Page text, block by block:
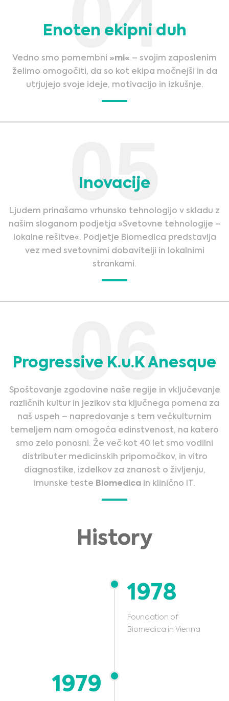
Enoten ekipni duh
Vedno smo pomembni »mi« – svojim zaposlenim
želimo omogočiti, da so kot ekipa močnejši in da
utrjujejo svoje ideje, motivacijo in izkušnje.
05
Inovacije
Ljudem prinašamo vrhunsko tehnologijo v skladu z
našim sloganom podjetja »Svetovne tehnologije –
lokalne rešitve«. Podjetje Biomedica predstavlja
vez med svetovnimi dobavitelji in lokalnimi
strankami.
06
Progressive K.u.K Anesque
Spoštovanje zgodovine naše regije in vključevanje
različnih kultur in jezikov sta ključnega pomena za
naš uspeh – napredovanje s tem večkulturnim
temeljem nam omogoča edinstvenost, na katero
smo zelo ponosni. Že več kot 40 let smo vodilni
distributer medicinskih pripomočkov, in vitro
diagnostike, izdelkov za znanost o življenju,
imunske teste Biomedica in klinično IT.
History
1978
Foundation of
Biomedica in Vienna
1979